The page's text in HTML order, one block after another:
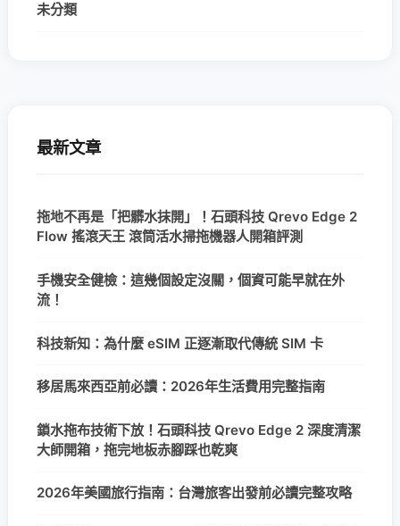
未分類
最新文章
拖地不再是「把髒水抹開」！石頭科技 Qrevo Edge 2
Flow 搖滾天王 滾筒活水掃拖機器人開箱評測
手機安全健檢：這幾個設定沒關，個資可能早就在外
流！
科技新知：為什麼 eSIM 正逐漸取代傳統 SIM 卡
移居馬來西亞前必讀：2026年生活費用完整指南
鎖水拖布技術下放！石頭科技 Qrevo Edge 2 深度清潔
大師開箱，拖完地板赤腳踩也乾爽
2026年美國旅行指南：台灣旅客出發前必讀完整攻略